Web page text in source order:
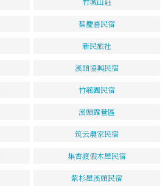
蔡慶喜民宿
新民旅社
溪頭協興民宿
竹薌園民宿
溪頭露營區
筑云農家民宿
集香渡假木屋民宿
紫杉屋溪頭民宿